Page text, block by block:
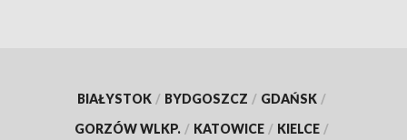
BIAŁYSTOK / BYDGOSZCZ / GDAŃSK /
GORZÓW WLKP. / KATOWICE / KIELCE /